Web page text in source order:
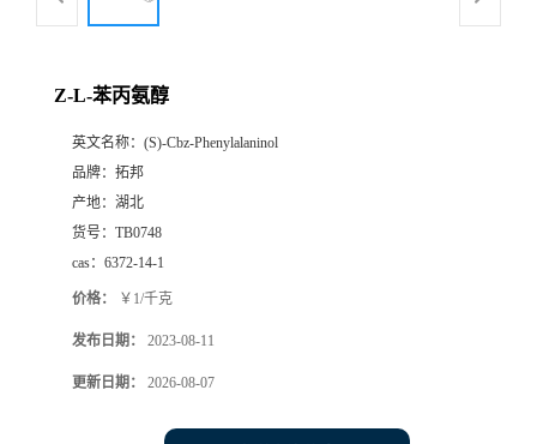
Z-L-苯丙氨醇
英文名称： (S)-Cbz-Phenylalaninol
品牌： 拓邦
产地： 湖北
货号： TB0748
cas： 6372-14-1
价格： ￥1/千克
发布日期： 2023-08-11
更新日期： 2026-08-07